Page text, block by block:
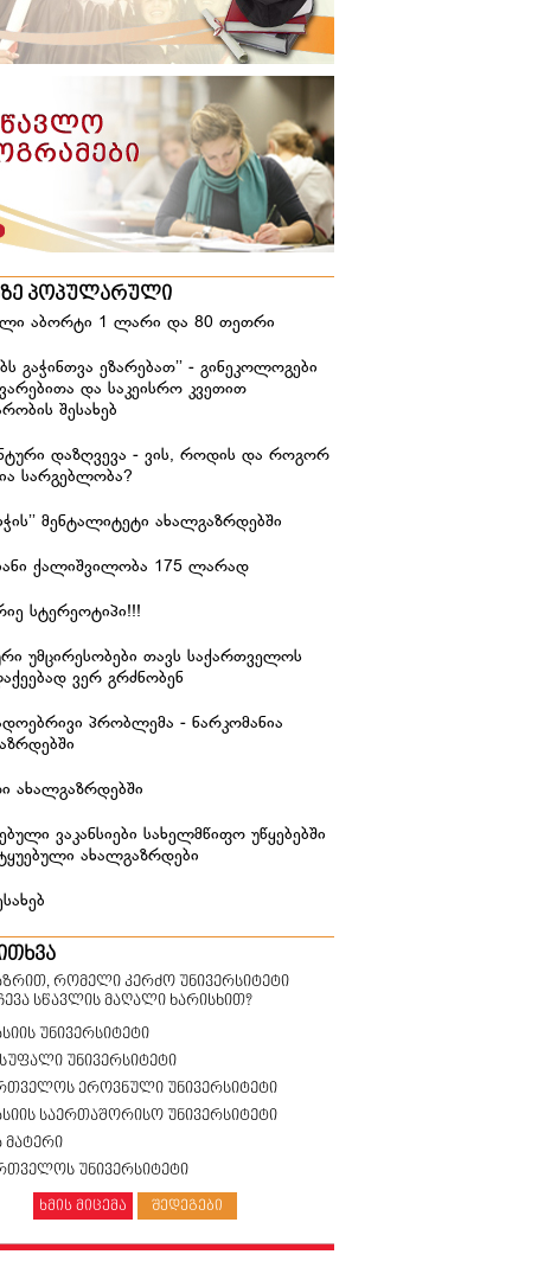
პოპულარული
აბორტი 1 ლარი და 80 თეთრი
გაჭინთვა ეზარებათ’’ - გინეკოლოგები
და საკეისრო კვეთით
შესახებ
დაზღვევა - ვის, როდის და როგორ
სარგებლობა?
მენტალიტეტი ახალგაზრდებში
ქალიშვილობა 175 ლარად
სტერეოტიპი!!!
უმცირესობები თავს საქართველოს
ვერ გრძნობენ
პრობლემა - ნარკომანია
ახალგაზრდებში
ვაკანსიები სახელმწიფო უწყებებში
ახალგაზრდები
რომელი კერძო უნივერსიტეტი
სწავლის მაღალი ხარისხით?
უნივერსიტეტი
უნივერსიტეტი
ეროვნული უნივერსიტეტი
საერთაშორისო უნივერსიტეტი
მატერი
უნივერსიტეტი